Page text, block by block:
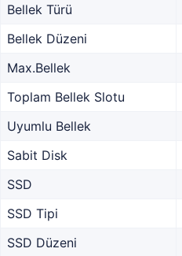
Bellek Türü
Bellek Düzeni
Max.Bellek
Toplam Bellek Slotu
Uyumlu Bellek
Sabit Disk
SSD
SSD Tipi
SSD Düzeni